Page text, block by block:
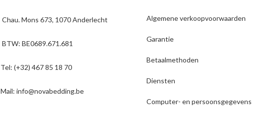
Chau. Mons 673, 1070 Anderlecht
BTW: BE0689.671.681
Tel: (+32) 467 85 18 70
Mail: info@novabedding.be
Algemene verkoopvoorwaarden
Garantie
Betaalmethoden
Diensten
Computer- en persoonsgegevens